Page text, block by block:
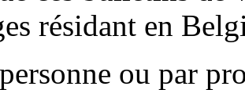
résidant en
ou par